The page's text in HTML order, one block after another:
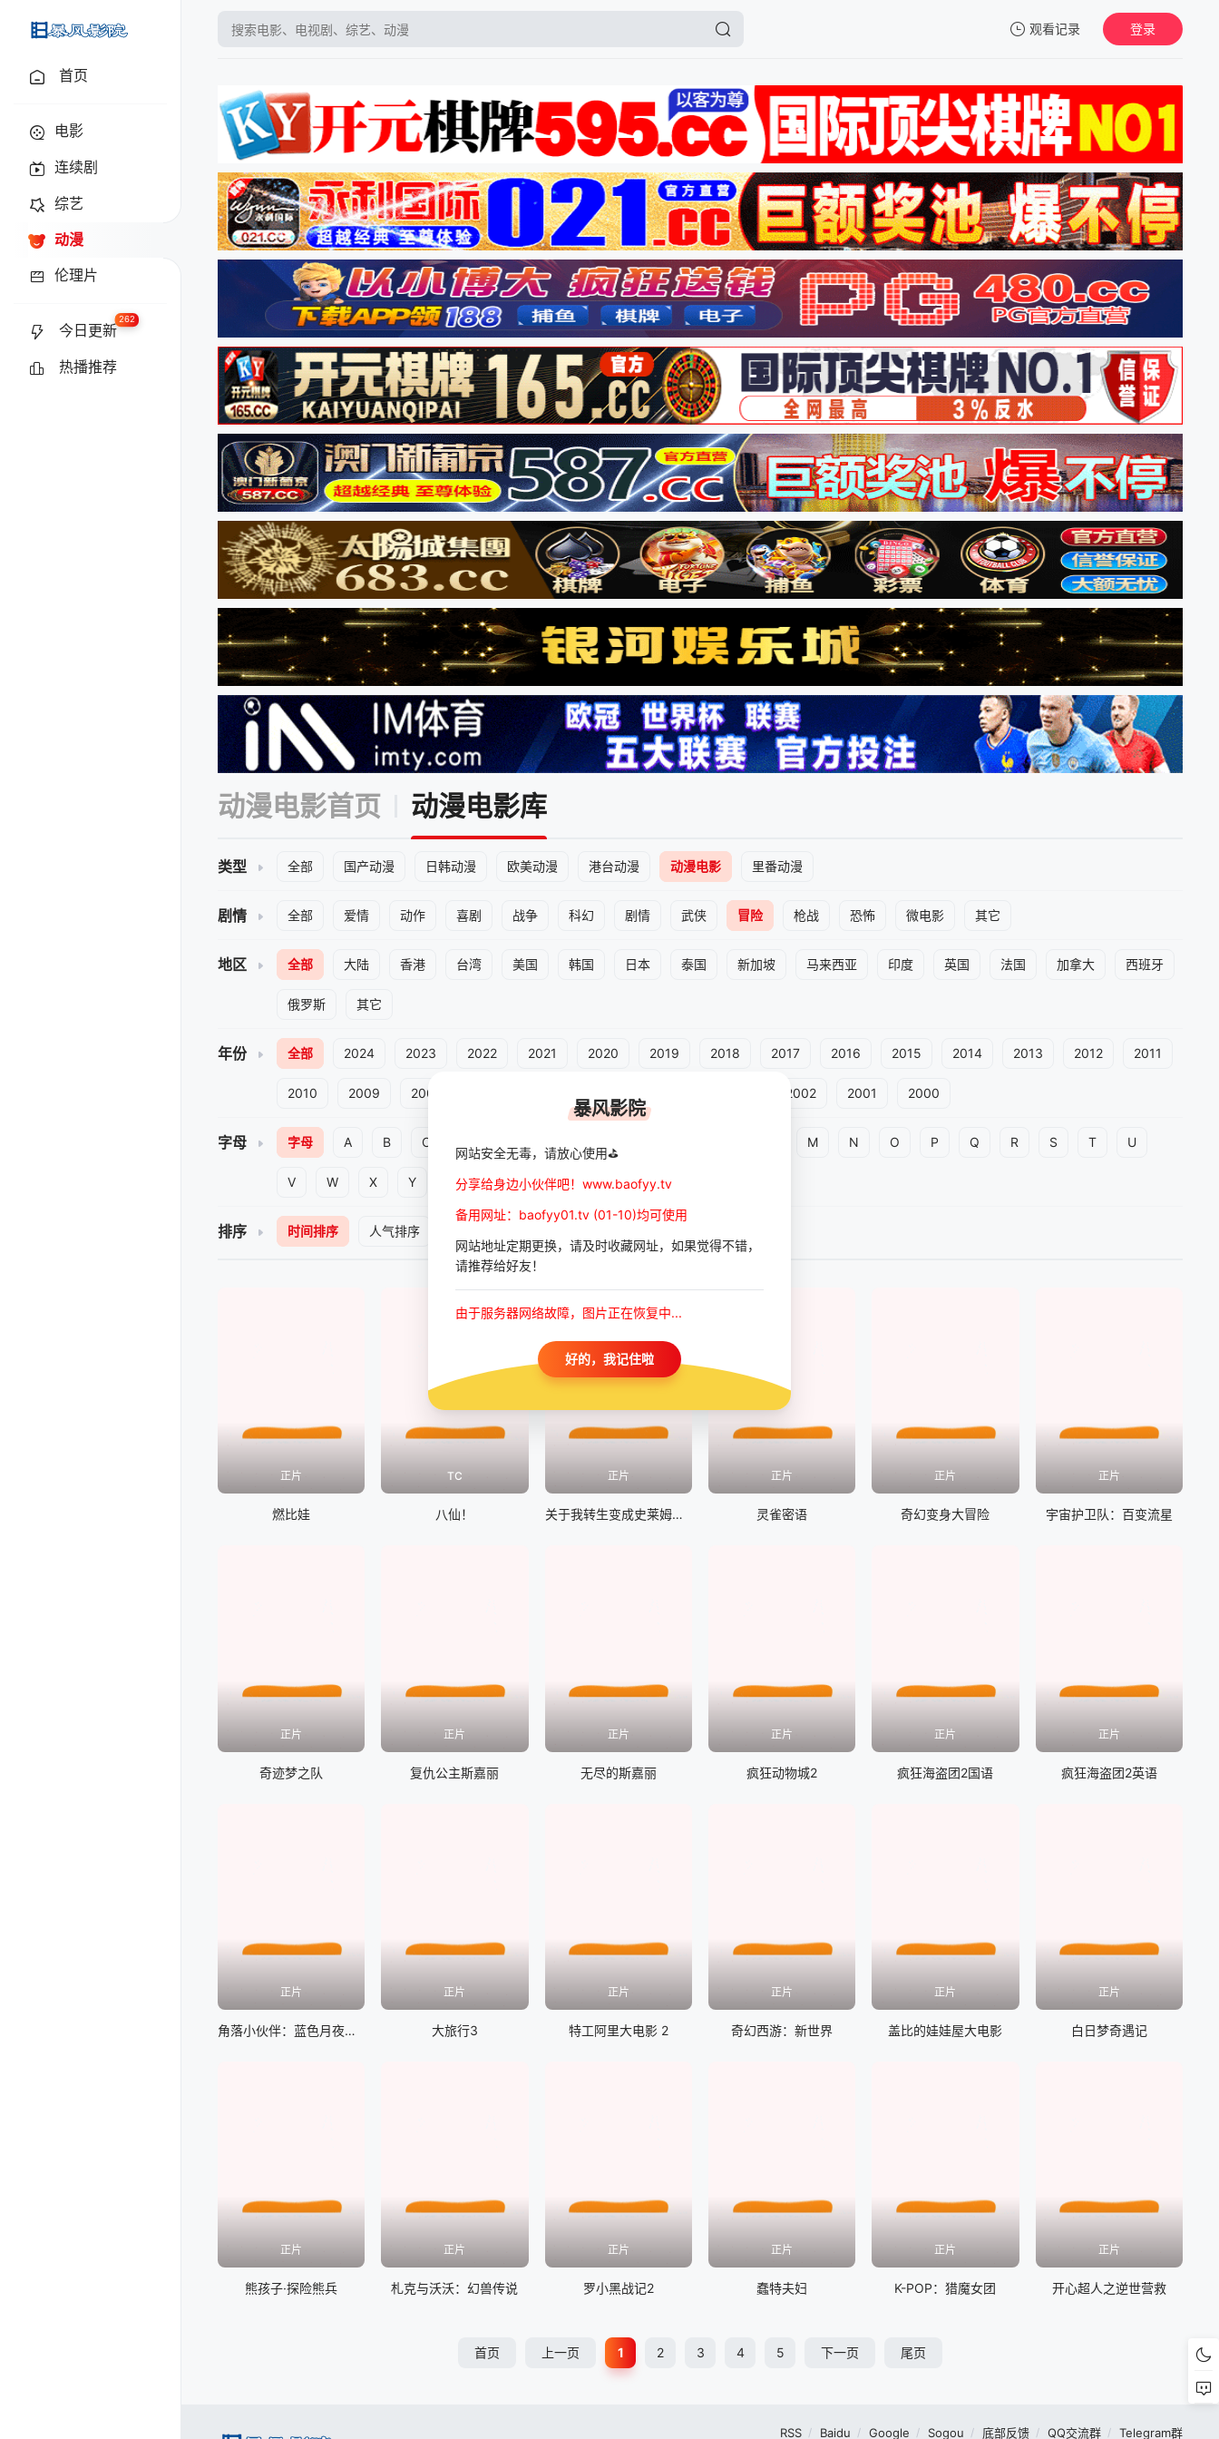
baofyy.tv 观看记录
暂无观看影片的记录
登录
首页
电影
连续剧
综艺
动漫
伦理片
今日更新
262
热播推荐
动漫电影首页 动漫电影库
类型 全部 国产动漫 日韩动漫 欧美动漫 港台动漫 动漫电影 里番动漫
剧情 全部 爱情 动作 喜剧 战争 科幻 剧情 武侠 冒险 枪战 恐怖 微电影 其它
地区 全部 大陆 香港 台湾 美国 韩国 日本 泰国 新加坡 马来西亚 印度 英国 法国 加拿大 西班牙
俄罗斯 其它
年份 全部 2024 2023 2022 2021 2020 2019 2018 2017 2016 2015 2014 2013 2012 2011
2010 2009 2008 2002 2001 2000
字母 字母 A B C M N O P Q R S T U
V W X Y 0-9
排序 时间排序 人气排序
正片
燃比娃
TC
八仙！
正片
关于我转生变成史莱姆这档事 苍海之泪篇
正片
灵雀密语
正片
奇幻变身大冒险
正片
宇宙护卫队：百变流星
正片
奇迹梦之队
正片
复仇公主斯嘉丽
正片
无尽的斯嘉丽
正片
疯狂动物城2
正片
疯狂海盗团2国语
正片
疯狂海盗团2英语
正片
角落小伙伴：蓝色月夜的魔法之子
正片
大旅行3
正片
特工阿里大电影 2
正片
奇幻西游：新世界
正片
盖比的娃娃屋大电影
正片
白日梦奇遇记
正片
熊孩子·探险熊兵
正片
札克与沃沃：幻兽传说
正片
罗小黑战记2
正片
蠢特夫妇
正片
K-POP：猎魔女团
正片
开心超人之逆世营救
首页 上一页 1 2 3 4 5 下一页 尾页
RSS Baidu Google Sogou 底部反馈 QQ交流群 Telegram群
暴风影院
网站安全无毒，请放心使用⛳
分享给身边小伙伴吧！www.baofyy.tv
备用网址：baofyy01.tv (01-10)均可使用
网站地址定期更换，请及时收藏网址，如果觉得不错，
请推荐给好友！
由于服务器网络故障，图片正在恢复中...
好的，我记住啦